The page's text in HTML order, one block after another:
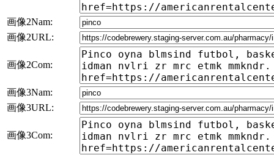
画像2Nam:
画像2URL:
画像2Com:
画像3Nam:
画像3URL:
画像3Com: